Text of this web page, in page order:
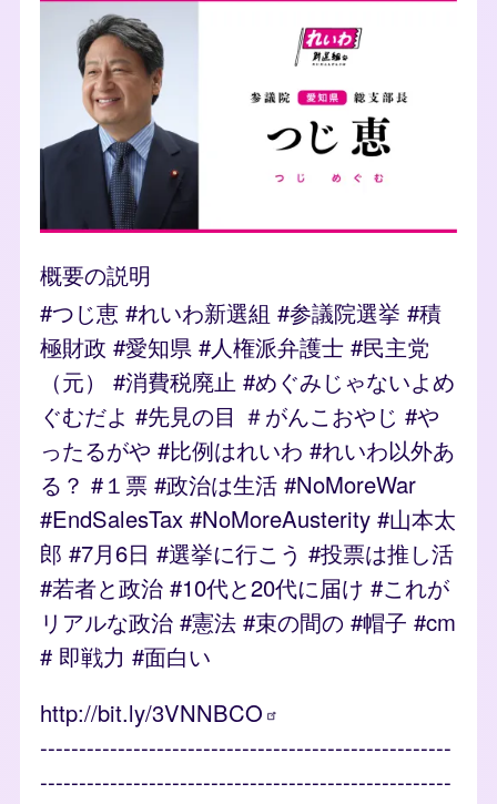
photo
概要の説明
#つじ恵 #れいわ新選組 #参議院選挙 #積
極財政 #愛知県 #人権派弁護士 #民主党
（元） #消費税廃止 #めぐみじゃないよめ
ぐむだよ #先見の目 ＃がんこおやじ #や
ったるがや #比例はれいわ #れいわ以外あ
る？ #１票 #政治は生活 #NoMoreWar
#EndSalesTax #NoMoreAusterity #山本太
郎 #7月6日 #選挙に行こう #投票は推し活
#若者と政治 #10代と20代に届け #これが
リアルな政治 #憲法 #束の間の #帽子 #cm
# 即戦力 #面白い
http://bit.ly/3VNNBCO
-----------------------------------------------------
-----------------------------------------------------